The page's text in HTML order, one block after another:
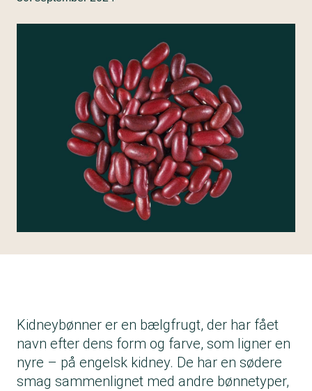
Kidneybønner er en bælgfrugt, der har fået
navn efter dens form og farve, som ligner en
nyre – på engelsk kidney. De har en sødere
smag sammenlignet med andre bønnetyper,